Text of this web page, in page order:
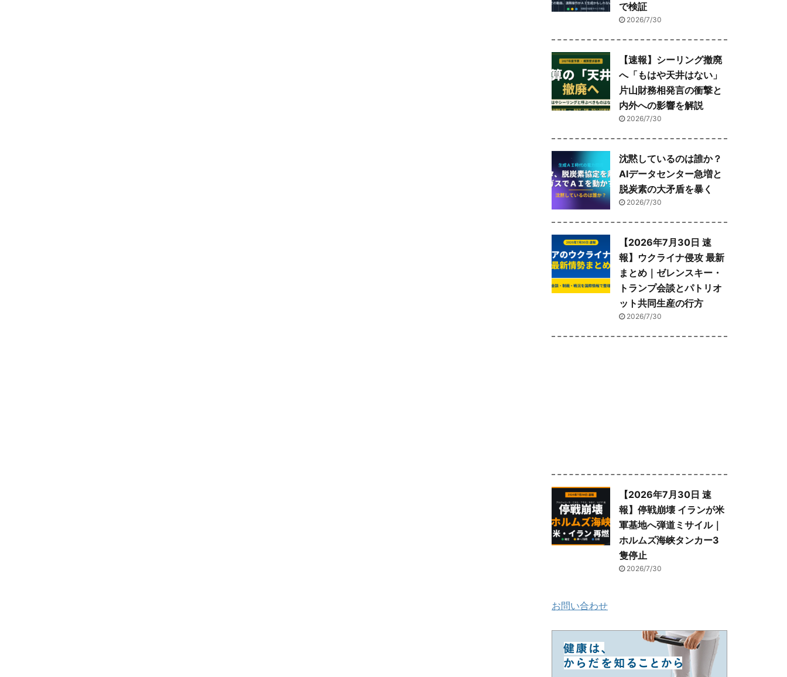
で検証
2026/7/30
【速報】シーリング撤廃
へ「もはや天井はない」
片山財務相発言の衝撃と
内外への影響を解説
2026/7/30
沈黙しているのは誰か？
AIデータセンター急増と
脱炭素の大矛盾を暴く
2026/7/30
【2026年7月30日 速
報】ウクライナ侵攻 最新
まとめ｜ゼレンスキー・
トランプ会談とパトリオ
ット共同生産の行方
2026/7/30
【2026年7月30日 速
報】停戦崩壊 イランが米
軍基地へ弾道ミサイル｜
ホルムズ海峡タンカー3
隻停止
2026/7/30
お問い合わせ